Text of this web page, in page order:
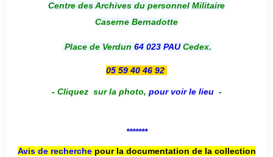
Centre des Archives du personnel Militaire
Caserne Bernadotte
Place de Verdun 64 023 PAUCedex.
05 59 40 46 92
- Cliquez sur la photo, pour voir le lieu -
*******
Avis de recherche pour la documentation de la collection